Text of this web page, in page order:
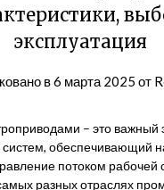
эксплуатация
в6 марта 2025 от
– это важный
обеспечивающий
потоком рабочей
разных отраслях